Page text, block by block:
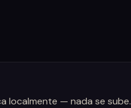
localmente — nada se sube.